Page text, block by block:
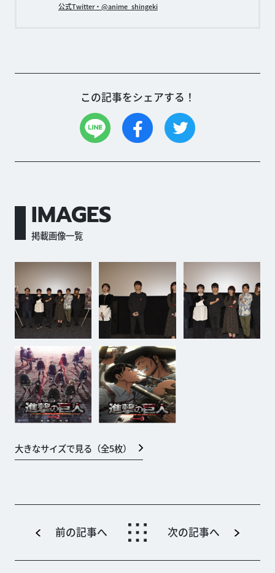
公式Twitter・@anime_shingeki
この記事をシェアする！
IMAGES
掲載画像一覧
大きなサイズで見る（全5枚）
前の記事へ 次の記事へ